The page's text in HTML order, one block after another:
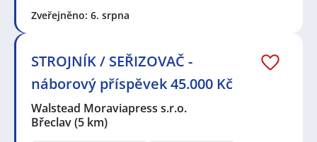
Zveřejněno: 6. srpna
STROJNÍK / SEŘIZOVAČ -
náborový příspěvek 45.000 Kč
Walstead Moraviapress s.r.o.
Břeclav(5 km)